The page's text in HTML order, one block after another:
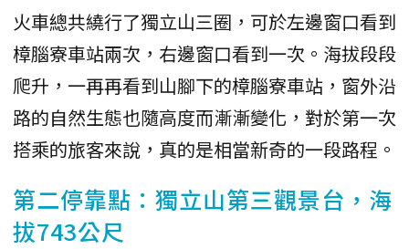
火車總共繞行了獨立山三圈，可於左邊窗口看到
樟腦寮車站兩次，右邊窗口看到一次。海拔段段
爬升，一再再看到山腳下的樟腦寮車站，窗外沿
路的自然生態也隨高度而漸漸變化，對於第一次
搭乘的旅客來說，真的是相當新奇的一段路程。
第二停靠點：獨立山第三觀景台，海
拔743公尺